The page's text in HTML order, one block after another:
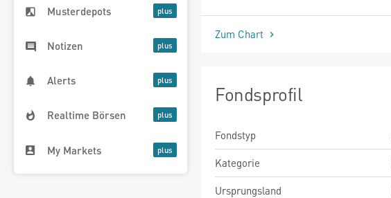
Musterdepots
Notizen
Alerts
Realtime Börsen
My Markets
Zum Chart
Fondsprofil
Fondstyp
Kategorie
Ursprungsland